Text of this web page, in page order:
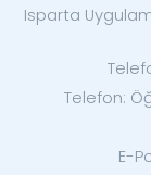
Isparta
Telefon:
E-